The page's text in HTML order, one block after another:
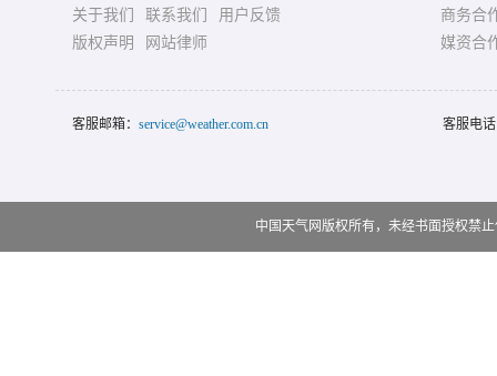
关于我们 联系我们
用户反馈
版权声明
网站律师
商务合
媒资合
客服邮箱： service@weather.com.cn 客服电
中国天气网版权所有，未经书面授权